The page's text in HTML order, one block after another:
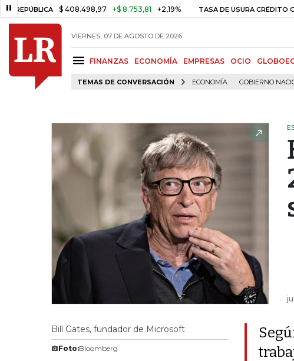
$ 408.498,97 +$ 8.753,81 +2,19% TASA DE USURA CRÉDITO CONSUMO
VIERNES, 07 DE AGOSTO DE 2026
FINANZAS ECONOMÍA EMPRESAS OCIO
TEMAS DE CONVERSACIÓN ECONOMÍA GOBIERNO
Bill Gates, fundador de Microsoft
Foto:Bloomberg